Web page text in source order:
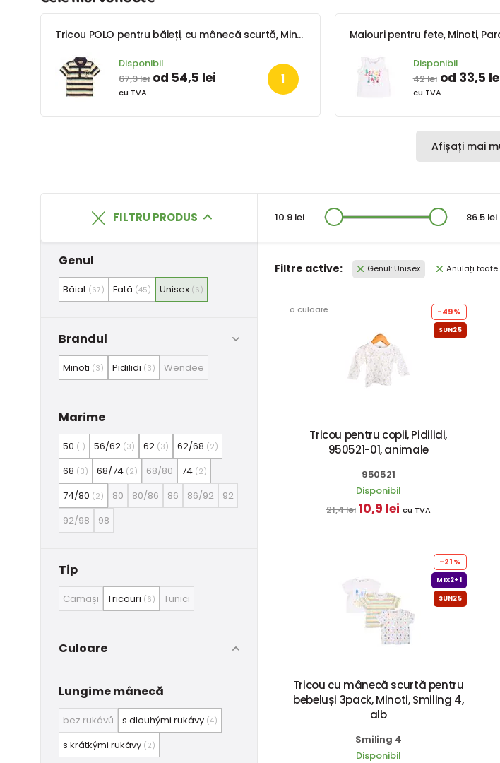
Tricou POLO pentru băieți, cu mânecă scurtă, Minoti, Jeep 3, băiat
Disponibil
67,9 lei od 54,5 lei
cu TVA
Maiouri pentru fete, Minoti,
Disponibil
42 lei od 33,5
cu TVA
Afișați mai
FILTRU PRODUS
Genul
Băiat (67) Fată (45) Unisex (6)
Brandul
Minoti (3) Pidilidi (3) Wendee
Marime
50 (1) 56/62 (3) 62 (3) 62/68 (2)
68 (3) 68/74 (2) 68/80 74 (2)
74/80 (2) 80 80/86 86 86/92
92
92/98
98
Tip
Cămăși Tricouri (6) Tunici
Culoare
Lungime mânecă
bez rukávů s dlouhými rukávy (4)
s krátkými rukávy (2)
10.9 lei 86.5 lei
Filtre active: Genul: Unisex Anulați toate
o culoare -49%
SUN25
Tricou pentru copii, Pidilidi,
950521-01, animale
950521
Disponibil
21,4 lei 10,9 lei cu TVA
-21%
MIX2+1
SUN25
Tricou cu mânecă scurtă pentru
bebeluși 3pack, Minoti, Smiling 4,
alb
Smiling 4
Disponibil